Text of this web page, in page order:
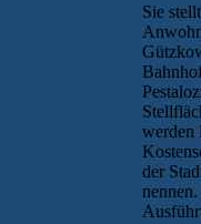
Sie
werden
der